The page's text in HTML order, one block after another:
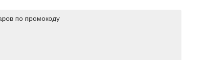
по промокоду